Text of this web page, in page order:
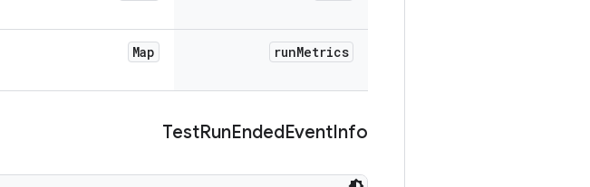
runMetrics
Map
TestRunEndedEventInfo